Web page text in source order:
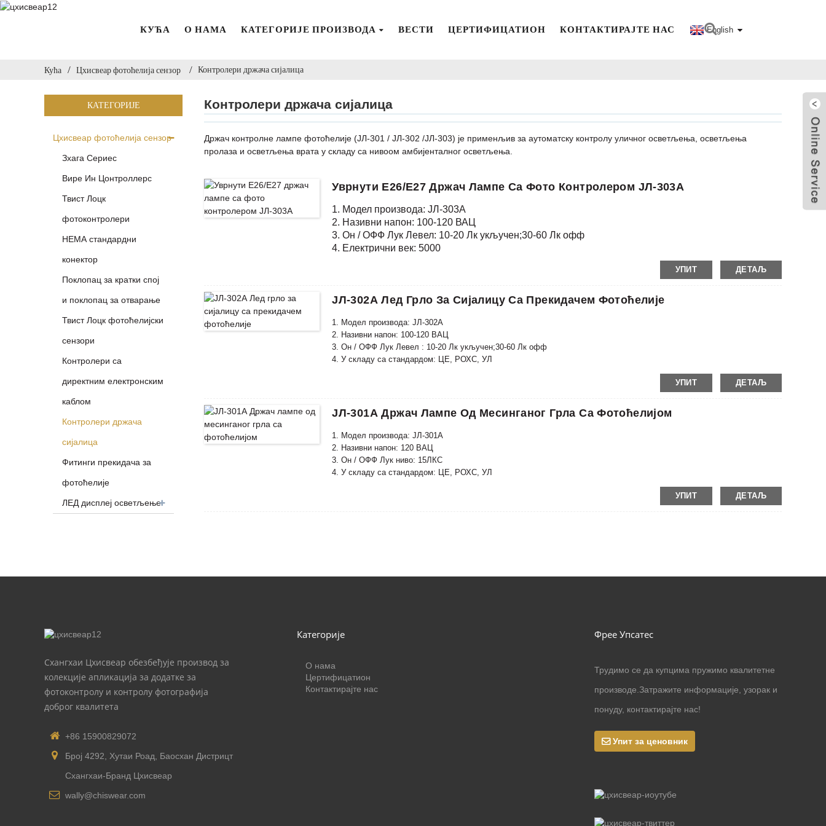
КУЋА О НАМА КАТЕГОРИЈЕ ПРОИЗВОДА ВЕСТИ ЦЕРТИФИЦАТИОН КОНТАКТИРАЈТЕ НАС English
Кућа Цхисвеар фотоћелија сензор Контролери држача сијалица
КАТЕГОРИЈЕ
Цхисвеар фотоћелија сензор
Зхага Сериес
Вире Ин Цонтроллерс
Твист Лоцк
фотоконтролери
НЕМА стандардни
конектор
Поклопац за кратки спој
и поклопац за отварање
Твист Лоцк фотоћелијски
сензори
Контролери са
директним електронским
каблом
Контролери држача
сијалица
Фитинги прекидача за
фотоћелије
ЛЕД дисплеј осветљење
Контролери држача сијалица
Држач контролне лампе фотоћелије (ЈЛ-301 / ЈЛ-302 /ЈЛ-303) је применљив за аутоматску контролу уличног осветљења, осветљења
пролаза и осветљења врата у складу са нивоом амбијенталног осветљења.
Уврнути Е26/Е27 Држач Лампе Са Фото Контролером ЈЛ-303А
1. Модел производа: ЈЛ-303А
2. Називни напон: 100-120 ВАЦ
3. Он / ОФФ Лук Левел: 10-20 Лк укључен;30-60 Лк офф
4. Електрични век: 5000
УПИТ ДЕТАЉ
ЈЛ-302А Лед Грло За Сијалицу Са Прекидачем Фотоћелије
1. Модел производа: ЈЛ-302А
2. Називни напон: 100-120 ВАЦ
3. Он / ОФФ Лук Левел : 10-20 Лк укључен;30-60 Лк офф
4. У складу са стандардом: ЦЕ, РОХС, УЛ
УПИТ ДЕТАЉ
ЈЛ-301А Држач Лампе Од Месинганог Грла Са Фотоћелијом
1. Модел производа: ЈЛ-301А
2. Називни напон: 120 ВАЦ
3. Он / ОФФ Лук ниво: 15ЛКС
4. У складу са стандардом: ЦЕ, РОХС, УЛ
УПИТ ДЕТАЉ
Схангхаи Цхисвеар обезбеђује производ за
колекције апликација за додатке за
фотоконтролу и контролу фотографија
доброг квалитета
+86 15900829072
Број 4292, Хутаи Роад, Баосхан Дистрицт
Схангхаи-Бранд Цхисвеар
wally@chiswear.com
Категорије
О нама
Цертифицатион
Контактирајте нас
Фрее Упсатес
Трудимо се да купцима пружимо квалитетне
производе.Затражите информације, узорак и
понуду, контактирајте нас!
Упит за ценовник